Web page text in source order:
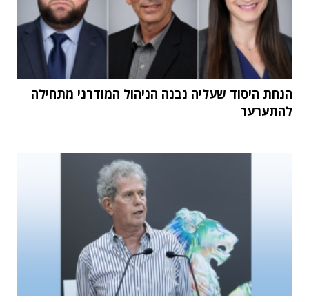
הנחת היסוד שעליה נבנה הניהול המודרני מתחילה
להתערער